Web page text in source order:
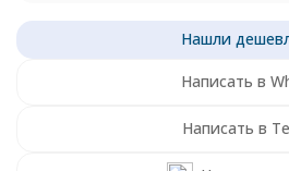
Написать в
Написать в